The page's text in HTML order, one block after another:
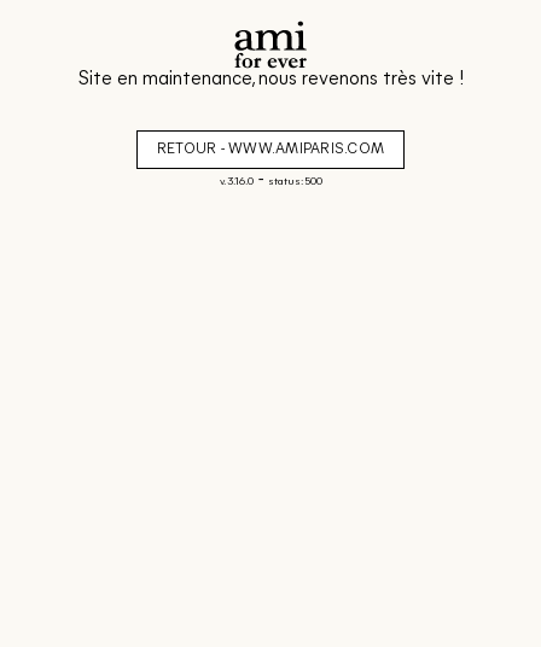
Site en maintenance, nous revenons très vite !
RETOUR - WWW.AMIPARIS.COM
v. 3.16.0- status: 500